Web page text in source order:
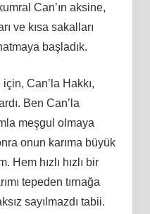
Can’ın aksine,
ve kısa sakalları
başladık.
Can’la Hakkı,
Ben Can’la
meşgul olmaya
onun karıma büyük
Hem hızlı hızlı bir
tepeden tırnağa
sayılmazdı tabii.